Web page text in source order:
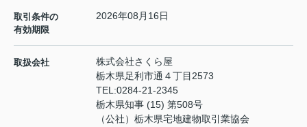
取引条件の
有効期限
2026年08月16日
取扱会社
株式会社さくら屋
栃木県足利市通４丁目2573
TEL:0284-21-2345
栃木県知事 (15) 第508号
（公社）栃木県宅地建物取引業協会